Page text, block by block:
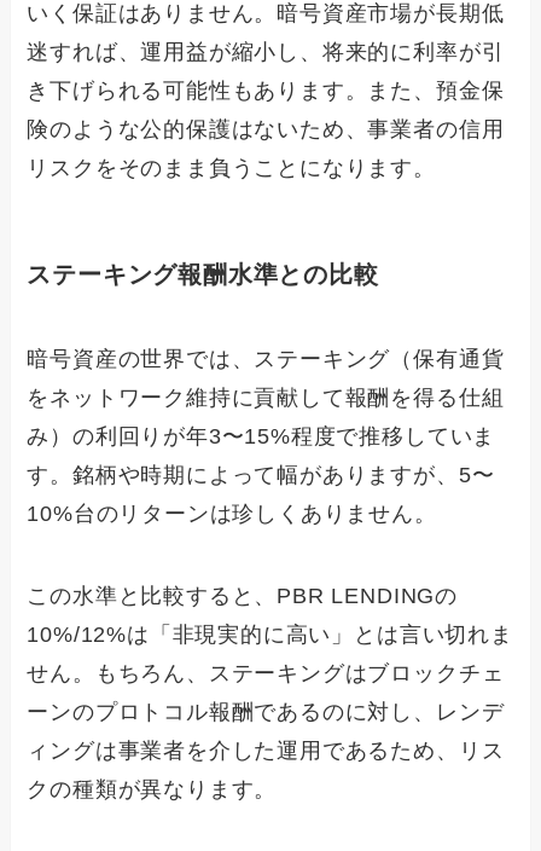
いく保証はありません。暗号資産市場が長期低
迷すれば、運用益が縮小し、将来的に利率が引
き下げられる可能性もあります。また、預金保
険のような公的保護はないため、事業者の信用
リスクをそのまま負うことになります。
ステーキング報酬水準との比較
暗号資産の世界では、ステーキング（保有通貨
をネットワーク維持に貢献して報酬を得る仕組
み）の利回りが年3〜15%程度で推移していま
す。銘柄や時期によって幅がありますが、5〜
10%台のリターンは珍しくありません。
この水準と比較すると、PBR LENDINGの
10%/12%は「非現実的に高い」とは言い切れま
せん。もちろん、ステーキングはブロックチェ
ーンのプロトコル報酬であるのに対し、レンデ
ィングは事業者を介した運用であるため、リス
クの種類が異なります。